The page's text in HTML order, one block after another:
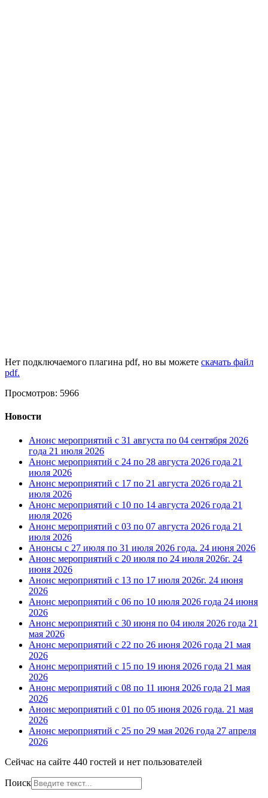
Нет подключаемого плагина pdf, но вы можете скачать файл
pdf.
Просмотров: 5966
Новости
Анонс мероприятий с 31 августа по 04 сентября 2026
года 21 июля 2026
Анонс мероприятий с 24 по 28 августа 2026 года 21
июля 2026
Анонс мероприятий с 17 по 21 августа 2026 года 21
июля 2026
Анонс мероприятий с 10 по 14 августа 2026 года 21
июля 2026
Анонс мероприятий с 03 по 07 августа 2026 года 21
июля 2026
Анонсы с 27 июля по 31 июля 2026 года. 24 июня 2026
Анонс мероприятий с 20 июля по 24 июля 2026г. 24
июня 2026
Анонс мероприятий с 13 по 17 июля 2026г. 24 июня
2026
Анонс мероприятий с 06 по 10 июля 2026 года 24 июня
2026
Анонс мероприятий с 30 июня по 04 июля 2026 года 21
мая 2026
Анонс мероприятий с 22 по 26 июня 2026 года 21 мая
2026
Анонс мероприятий с 15 по 19 июня 2026 года 21 мая
2026
Анонс мероприятий с 08 по 11 июня 2026 года 21 мая
2026
Анонс мероприятий с 01 по 05 июня 2026 года. 21 мая
2026
Анонс мероприятий с 25 по 29 мая 2026 года 27 апреля
2026
Сейчас на сайте 440 гостей и нет пользователей
Поиск